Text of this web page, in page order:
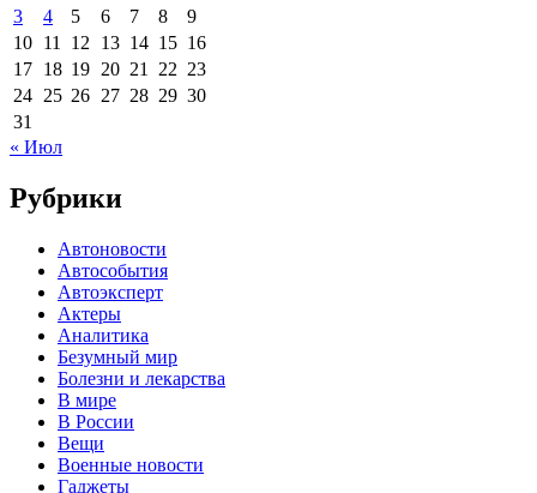
3
4 5 6 7 8
9
10 11 12 13 14 15 16
17 18 19 20 21 22 23
24 25 26 27 28 29 30
31
« Июл
Рубрики
Автоновости
Автособытия
Автоэксперт
Актеры
Аналитика
Безумный мир
Болезни и лекарства
В мире
В России
Вещи
Военные новости
Гаджеты